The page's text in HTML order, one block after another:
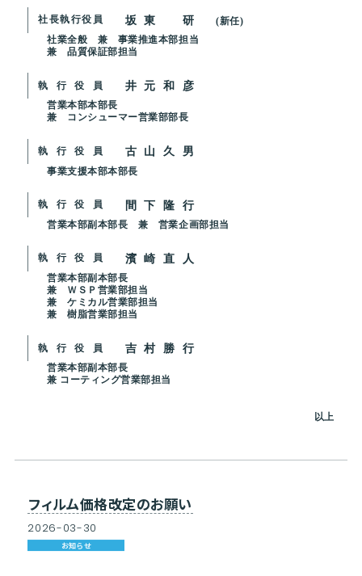
社長執行役員 坂東 研
(新任)
社業全般 兼 事業推進本部担当
兼 品質保証部担当
執行役員 井元和彦
営業本部本部長
兼 コンシューマー営業部部長
執行役員 古山久男
事業支援本部本部長
執行役員 間下隆行
営業本部副本部長 兼 営業企画部担当
執行役員 濱崎直人
営業本部副本部長
兼 ＷＳＰ営業部担当
兼 ケミカル営業部担当
兼 樹脂営業部担当
執行役員 吉村勝行
営業本部副本部長
兼 コーティング営業部担当
以上
フィルム価格改定のお願い
2026-03-30
お知らせ